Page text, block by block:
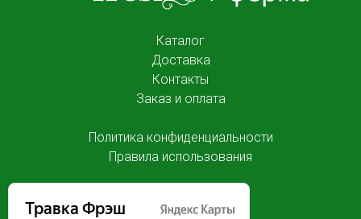
Каталог
Доставка
Контакты
Заказ и оплата
Политика конфиденциальности
Правила использования